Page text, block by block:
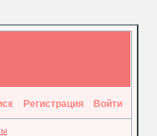
Регистрация Войти